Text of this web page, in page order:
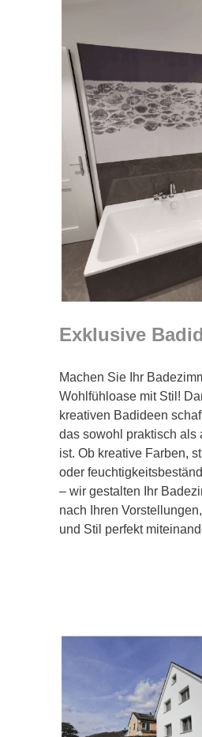
Exklusive
Machen Sie Ihr
Wohlfühloase mit Stil!
kreativen Badideen
das sowohl praktisch als
ist. Ob kreative Farben,
oder
– wir gestalten Ihr
nach Ihren
und Stil perfekt